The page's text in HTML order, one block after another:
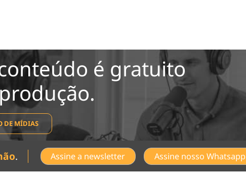
é gratuito
DE MÍDIAS
. Assine a newsletter Assine nosso Whatsapp